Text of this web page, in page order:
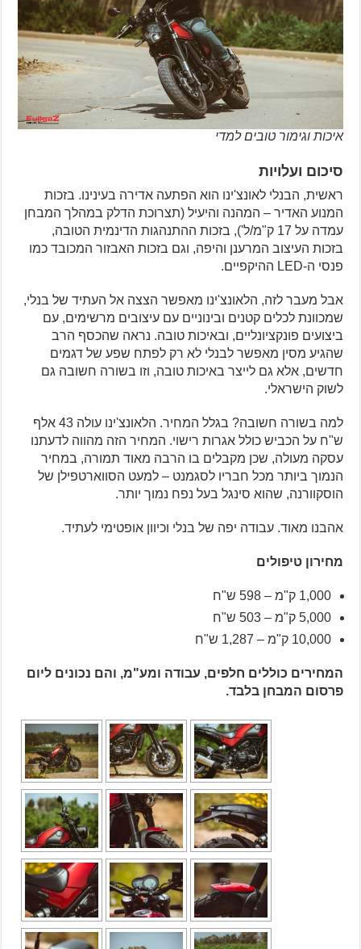
איכות וגימור טובים למדי
סיכום ועלויות
ראשית, הבנלי לאונצ'ינו הוא הפתעה אדירה בעינינו. בזכות
המנוע האדיר – המהנה והיעיל (תצרוכת הדלק במהלך המבחן
עמדה על 17 ק"מ/ל'), בזכות ההתנהגות הדינמית הטובה,
בזכות העיצוב המרענן והיפה, וגם בזכות האבזור המכובד כמו
פנסי ה-LED ההיקפיים.
אבל מעבר לזה, הלאונצ'ינו מאפשר הצצה אל העתיד של בנלי,
שמכוונת לכלים קטנים ובינוניים עם עיצובים מרשימים, עם
ביצועים פונקציונליים, ובאיכות טובה. נראה שהכסף הרב
שהגיע מסין מאפשר לבנלי לא רק לפתח שפע של דגמים
חדשים, אלא גם לייצר באיכות טובה, וזו בשורה חשובה גם
לשוק הישראלי.
למה בשורה חשובה? בגלל המחיר. הלאונצ'ינו עולה 43 אלף
ש"ח על הכביש כולל אגרות רישוי. המחיר הזה מהווה לדעתנו
עסקה מעולה, שכן מקבלים בו הרבה מאוד תמורה, במחיר
הנמוך ביותר מכל חבריו לסגמנט – למעט הסווארטפילן של
הוסקוורנה, שהוא סינגל בעל נפח נמוך יותר.
אהבנו מאוד. עבודה יפה של בנלי וכיוון אופטימי לעתיד.
מחירון טיפולים
1,000 ק"מ – 598 ש"ח
5,000 ק"מ – 503 ש"ח
10,000 ק"מ – 1,287 ש"ח
המחירים כוללים חלפים, עבודה ומע"מ, והם נכונים ליום
פרסום המבחן בלבד.